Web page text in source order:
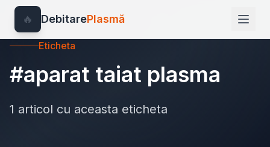
🔥 DebitarePlasmă
Eticheta
#aparat taiat plasma
1 articol cu aceasta eticheta